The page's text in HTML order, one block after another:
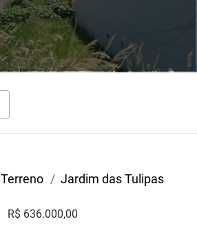
Terreno Jardim das Tulipas
R$ 636.000,00